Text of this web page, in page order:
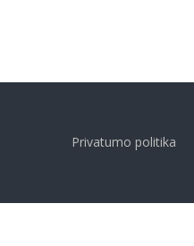
Privatumo politika